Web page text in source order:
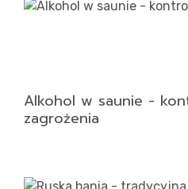
Alkohol w saunie -
zagrożenia